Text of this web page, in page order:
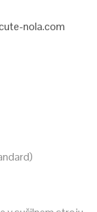
nola.com